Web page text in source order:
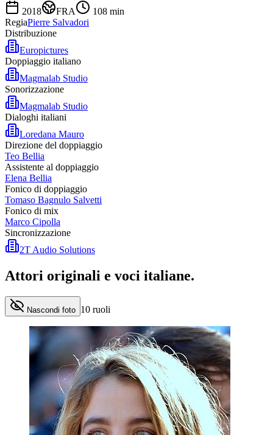
2018
FRA 108 min
RegiaPierre Salvadori
Distribuzione
Europictures
Doppiaggio italiano
Magmalab Studio
Sonorizzazione
Magmalab Studio
Dialoghi italiani
Loredana Mauro
Direzione del doppiaggio
Teo Bellia
Assistente al doppiaggio
Elena Bellia
Fonico di doppiaggio
Tomaso Bagnulo Salvetti
Fonico di mix
Marco Cipolla
Sincronizzazione
2T Audio Solutions
Attori originali e voci italiane.
Nascondi foto 10 ruoli